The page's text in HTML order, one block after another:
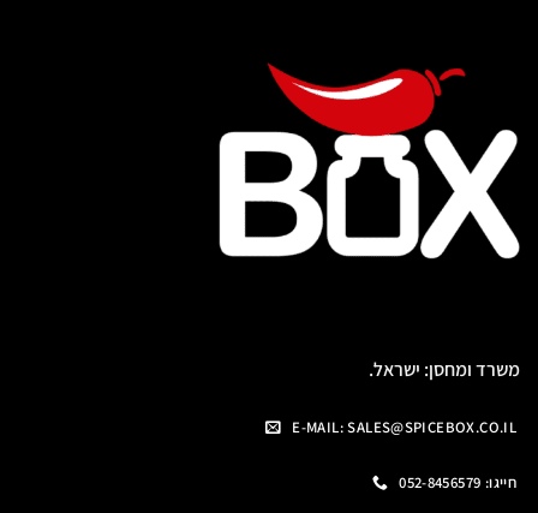
משרד ומחסן: ישראל.
E-MAIL: SALES@SPICEBOX.CO.IL
חייגו: 052-8456579